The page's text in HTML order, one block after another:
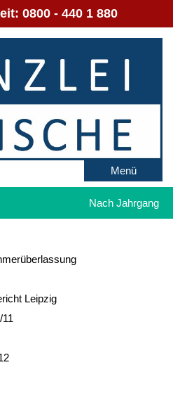
0800 - 440 1 880
Menü
Nach Jahrgang
Leipzig